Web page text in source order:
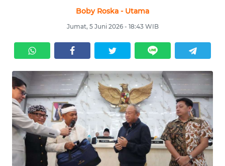
Boby Roska - Utama
Jumat, 5 Juni 2026 - 18:43 WIB
Informasi
INDEKS
BERITA
KONTAK
KAMI
INFO
IKLAN